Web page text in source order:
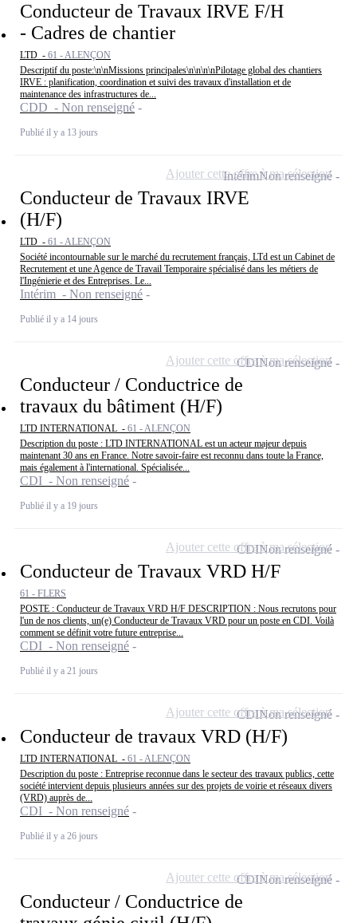
Conducteur de Travaux IRVE F/H
- Cadres de chantier
LTD - 61 - ALENÇON
Descriptif du poste:\n\nMissions principales\n\n\n\nPilotage global des chantiers
IRVE : planification, coordination et suivi des travaux d'installation et de
maintenance des infrastructures de...
CDD - Non renseigné
Publié il y a 13 jours
Conducteur de Travaux IRVE
(H/F)
LTD - 61 - ALENÇON
Société incontournable sur le marché du recrutement français, LTd est un Cabinet de
Recrutement et une Agence de Travail Temporaire spécialisé dans les métiers de
l'Ingénierie et des Entreprises. Le...
Intérim - Non renseigné
Publié il y a 14 jours
IntérimNon renseigné
Ajouter cette offre à ma sélection
Conducteur / Conductrice de
travaux du bâtiment (H/F)
LTD INTERNATIONAL - 61 - ALENÇON
Description du poste : LTD INTERNATIONAL est un acteur majeur depuis
maintenant 30 ans en France. Notre savoir-faire est reconnu dans toute la France,
mais également à l'international. Spécialisée...
CDI - Non renseigné
Publié il y a 19 jours
CDINon renseigné
Ajouter cette offre à ma sélection
Conducteur de Travaux VRD H/F
61 - FLERS
POSTE : Conducteur de Travaux VRD H/F DESCRIPTION : Nous recrutons pour
l'un de nos clients, un(e) Conducteur de Travaux VRD pour un poste en CDI. Voilà
comment se définit votre future entreprise...
CDI - Non renseigné
Publié il y a 21 jours
CDINon renseigné
Ajouter cette offre à ma sélection
Conducteur de travaux VRD (H/F)
LTD INTERNATIONAL - 61 - ALENÇON
Description du poste : Entreprise reconnue dans le secteur des travaux publics, cette
société intervient depuis plusieurs années sur des projets de voirie et réseaux divers
(VRD) auprès de...
CDI - Non renseigné
Publié il y a 26 jours
CDINon renseigné
Ajouter cette offre à ma sélection
Conducteur / Conductrice de
CDINon renseigné
Ajouter cette offre à ma sélection